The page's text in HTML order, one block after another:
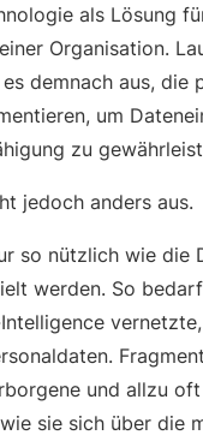
als Lösung
Organisation.
demnach aus, die
um
zu
jedoch anders aus.
so nützlich wie die
werden. So
und allzu
sie sich über die